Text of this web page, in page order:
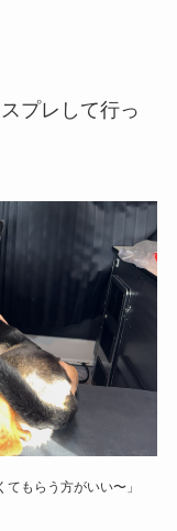
プレして行っ
もらう方がいい〜」